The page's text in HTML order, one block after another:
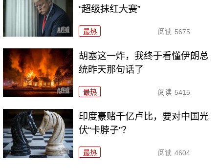
“超级抹红大赛”
最热 阅读 5675
胡塞这一炸，我终于看懂伊朗总
统昨天那句话了
最热 阅读 5415
印度豪赌千亿卢比，要对中国光
伏“卡脖子”？
最热 阅读 4604